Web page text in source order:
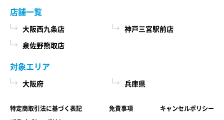
を利用しようとするユーザーの利用をお断りす
るために、利用態様、氏名や住所など個人を特
定するための情報を利用する目的
ユーザーからのお問い合わせに対応するため
に、お問い合わせ内容や代金の請求に関する情
報など当社がユーザーに対してサービスを提供
するにあたって必要となる情報や、ユーザーの
サービス利用状況、連絡先情報などを利用する
は廃棄等を行いますので、あらかじめご了承くだ
さい。
第７条 修理保証について
当社がおこなった修理において、修理完了日（当
社所定の処理が完了し、修理依頼品をお客様に引
品)または3ヶ月以内(その他の修理対応)に修理依頼
店舗一覧
大阪西九条店
神戸三宮駅前店
泉佐野熊取店
対象エリア
大阪府 兵庫県
特定商取引法に基づく表記 免責事項
キャンセルポリシー